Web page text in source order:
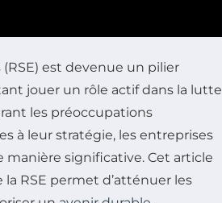
est devenue un pilier
jouer un rôle actif dans la lutte
les préoccupations
à leur stratégie, les entreprises
significative. Cet article
RSE permet d’atténuer les